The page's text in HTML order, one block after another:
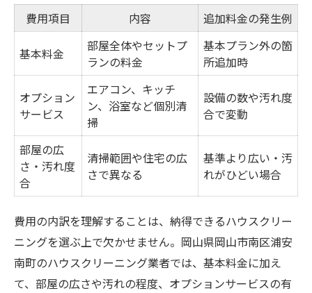
費用項目 内容 追加料金の発生例
基本料金
部屋全体やセットプ
ランの料金
基本プラン外の箇
所追加時
オプション
サービス
エアコン、キッチ
ン、浴室など個別清
掃
設備の数や汚れ度
合で変動
部屋の広
さ・汚れ度
合
清掃範囲や住宅の広
さで異なる
基準より広い・汚
れがひどい場合
費用の内訳を理解することは、納得できるハウスクリー
ニングを選ぶ上で欠かせません。岡山県岡山市南区浦安
南町のハウスクリーニング業者では、基本料金に加え
て、部屋の広さや汚れの程度、オプションサービスの有